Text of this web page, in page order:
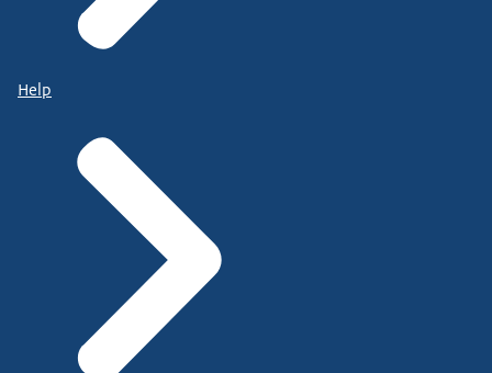
Help